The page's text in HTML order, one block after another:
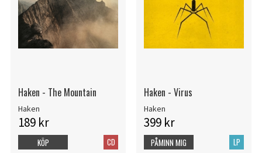
Haken - The Mountain
Haken
189 kr
CD
KÖP
Haken - Virus
Haken
399 kr
LP
PÅMINN MIG